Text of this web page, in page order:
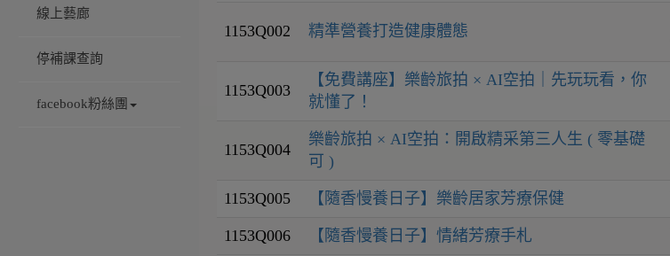
線上藝廊
停補課查詢
facebook粉絲團
1153Q002 精準營養打造健康體態
1153Q003
【免費講座】樂齡旅拍 × AI空拍｜先玩玩看，你
就懂了！
1153Q004
樂齡旅拍 × AI空拍：開啟精采第三人生 ( 零基礎
可 )
1153Q005 【隨香慢養日子】樂齡居家芳療保健
1153Q006 【隨香慢養日子】情緒芳療手札